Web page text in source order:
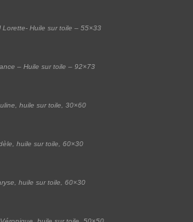
Lorette- Huile sur toile – 55×33
– Huile sur toile – 92×73
huile sur toile, 30×60
huile sur toile, 60×30
huile sur toile, 60×30